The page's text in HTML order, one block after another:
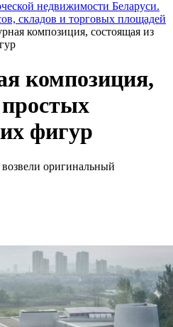
недвижимости Беларуси.
складов и торговых площадей
композиция, состоящая из
композиция,
фигур
оригинальный